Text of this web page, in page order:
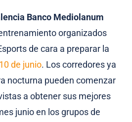
Banco Mediolanum
organizados
de cara a preparar la
10 de junio. Los corredores ya
nocturna pueden comenzar
a obtener sus mejores
junio en los grupos de